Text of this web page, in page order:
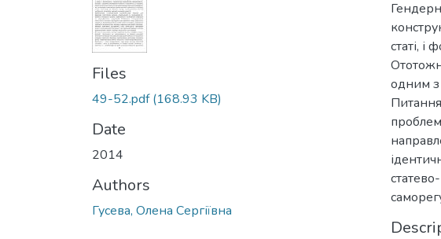
Files
49-52.pdf(168.93 KB)
Date
2014
Authors
Гусева, Олена Сергіївна
статі, і
одним з
Питання